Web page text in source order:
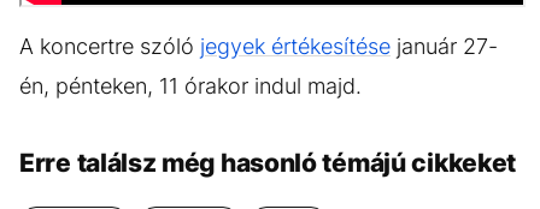
A koncertre szóló jegyek értékesítése január 27-
én, pénteken, 11 órakor indul majd.
Erre találsz még hasonló témájú cikkeket